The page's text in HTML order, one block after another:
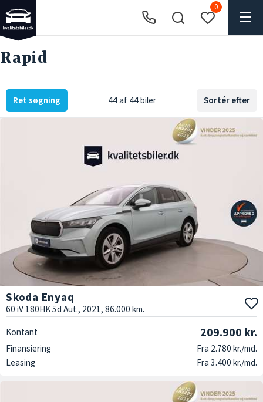
0
Rapid
Ret søgning 44 af 44 biler Sortér efter
Skoda Enyaq
60 iV 180HK 5d Aut., 2021, 86.000 km.
Kontant 209.900 kr.
Finansiering
Fra 2.780 kr./md.
Leasing
Fra 3.400 kr./md.